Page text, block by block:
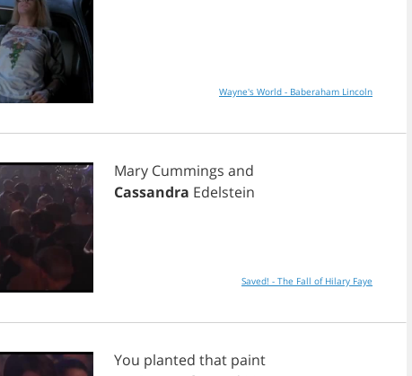
Wayne's World - Baberaham Lincoln
Mary Cummings and
Cassandra Edelstein
Saved! - The Fall of Hilary Faye
You planted that paint